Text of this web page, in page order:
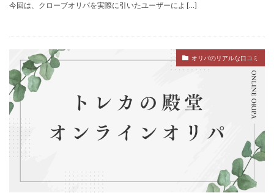
今回は、クローブオリパを実際に引いたユーザーによ […]
オリパのリアルな口コミ